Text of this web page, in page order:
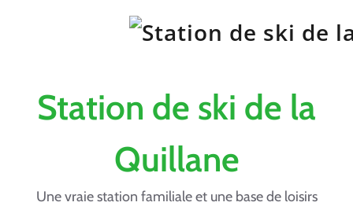
Station de ski de la
Quillane
Une vraie station familiale et une base de loisirs